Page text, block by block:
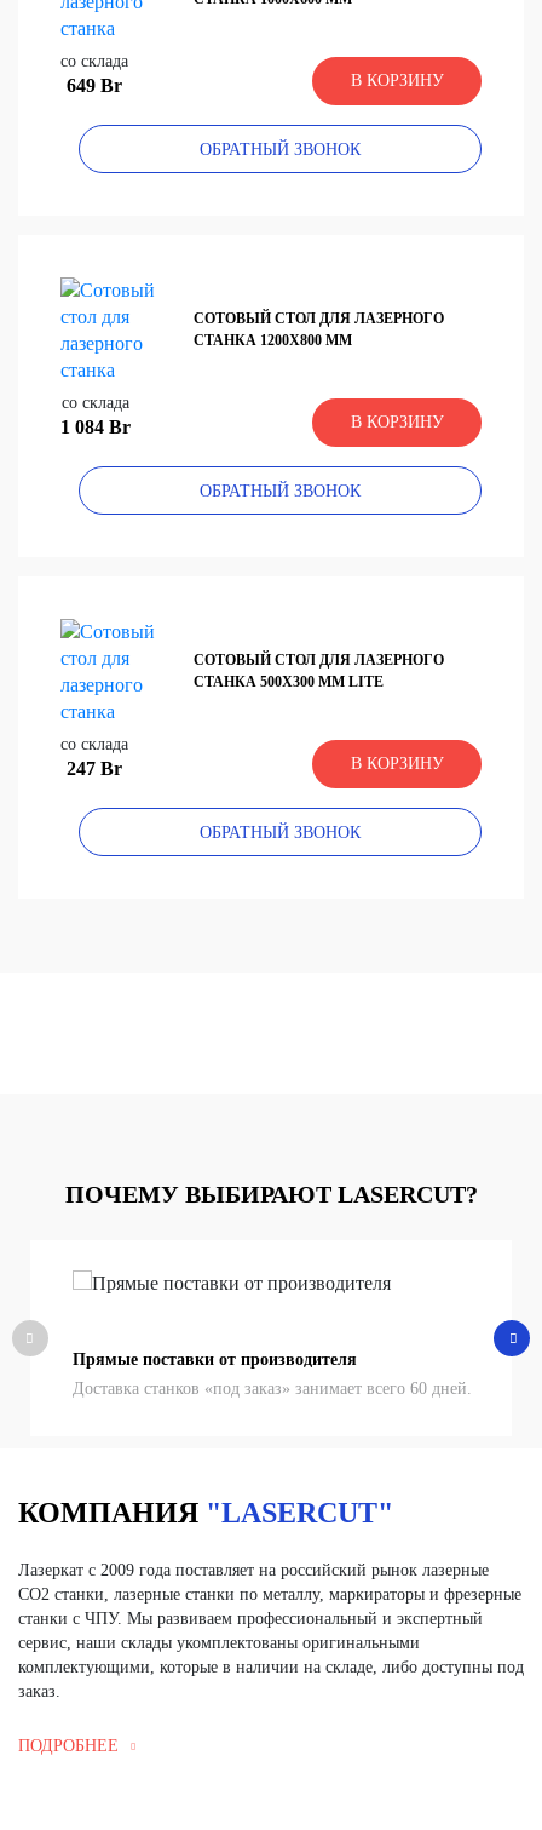
со склада
649 Br В КОРЗИНУ
ОБРАТНЫЙ ЗВОНОК
СОТОВЫЙ СТОЛ ДЛЯ ЛАЗЕРНОГО
СТАНКА 1200Х800 ММ
со склада
1 084 Br В КОРЗИНУ
ОБРАТНЫЙ ЗВОНОК
СОТОВЫЙ СТОЛ ДЛЯ ЛАЗЕРНОГО
СТАНКА 500Х300 ММ LITE
со склада
247 Br В КОРЗИНУ
ОБРАТНЫЙ ЗВОНОК
ПОЧЕМУ ВЫБИРАЮТ LASERCUT?
Прямые поставки от производителя
Доставка станков «под заказ» занимает всего 60 дней.
КОМПАНИЯ "LASERСUT"
Лазеркат с 2009 года поставляет на российский рынок лазерные
СО2 станки, лазерные станки по металлу, маркираторы и фрезерные
станки с ЧПУ. Мы развиваем профессиональный и экспертный
сервис, наши склады укомплектованы оригинальными
комплектующими, которые в наличии на складе, либо доступны под
заказ.
ПОДРОБНЕЕ